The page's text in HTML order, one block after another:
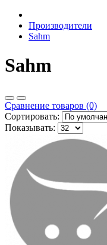
Производители
Sahm
Sahm
Сравнение товаров (0)
Сортировать:
Показывать: